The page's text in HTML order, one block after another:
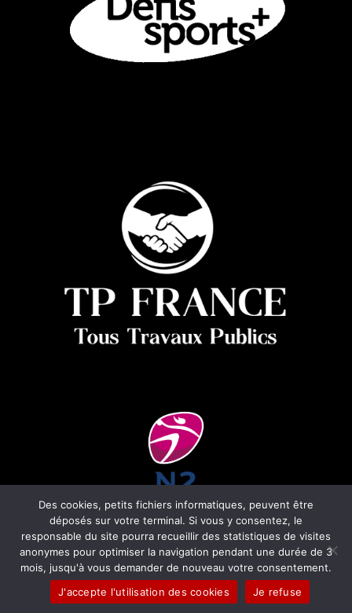
Copyright © 2025 –Agence Connecto
Des cookies, petits fichiers informatiques, peuvent être
déposés sur votre terminal. Si vous y consentez, le
responsable du site pourra recueillir des statistiques de visites
anonymes pour optimiser la navigation pendant une durée de 3
mois, jusqu'à vous demander de nouveau votre consentement.
J'accepte l'utilisation des cookies
Je refuse